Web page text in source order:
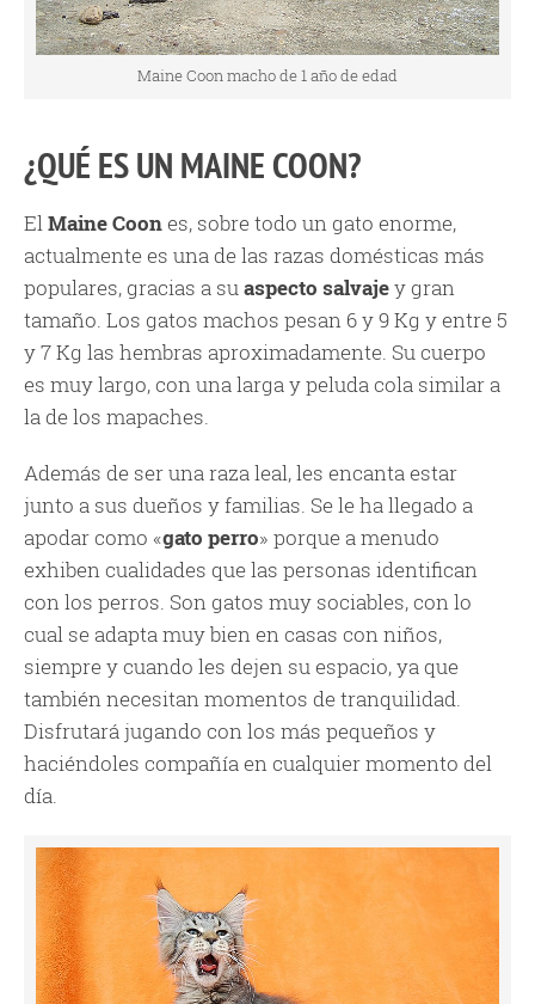
Maine Coon macho de 1 año de edad
¿QUÉ ES UN MAINE COON?
ElMaine Coones, sobre todo un gato enorme,
actualmente es una de las razas domésticas más
populares, gracias a suaspecto salvajey gran
tamaño. Los gatos machos pesan 6 y 9 Kg y entre 5
y 7 Kg las hembras aproximadamente. Su cuerpo
es muy largo, con una larga y peluda cola similar a
la de los mapaches.
Además de ser una raza leal, les encanta estar
junto a sus dueños y familias. Se le ha llegado a
apodar como «gato perro» porque a menudo
exhiben cualidades que las personas identifican
con los perros. Son gatos muy sociables, con lo
cual se adapta muy bien en casas con niños,
siempre y cuando les dejen su espacio, ya que
también necesitan momentos de tranquilidad.
Disfrutará jugando con los más pequeños y
haciéndoles compañía en cualquier momento del
día.